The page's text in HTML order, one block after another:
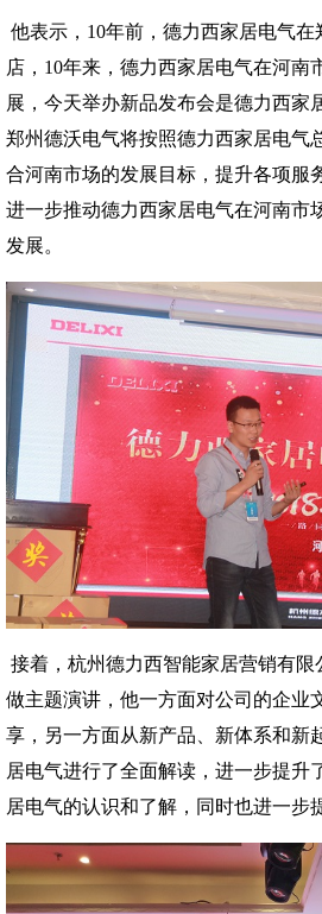
他表示，10年前，德力西家居电气
店，10年来，德力西家居电气在河南
展，今天举办新品发布会是德力西家
郑州德沃电气将按照德力西家居电气
合河南市场的发展目标，提升各项服
进一步推动德力西家居电气在河南市
发展。
接着，杭州德力西智能家居营销有
做主题演讲，他一方面对公司的企业
享，另一方面从新产品、新体系和新
居电气进行了全面解读，进一步提升
居电气的认识和了解，同时也进一步